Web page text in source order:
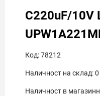
C220uF/10V
Код:78212
Наличност на склад:0
Наличност в